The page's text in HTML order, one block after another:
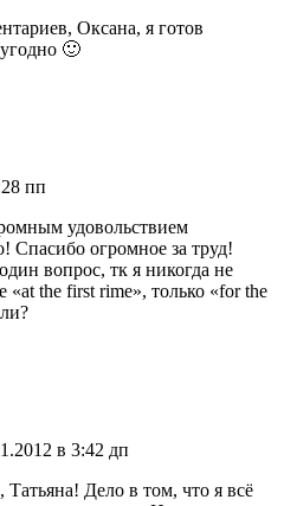
Оксана, я готов
угодно 🙂
пп
удовольствием
Спасибо огромное за труд!
вопрос, тк я никогда не
«at the first rime», только «for the
в 3:42 дп
Татьяна! Дело в том, что я всё